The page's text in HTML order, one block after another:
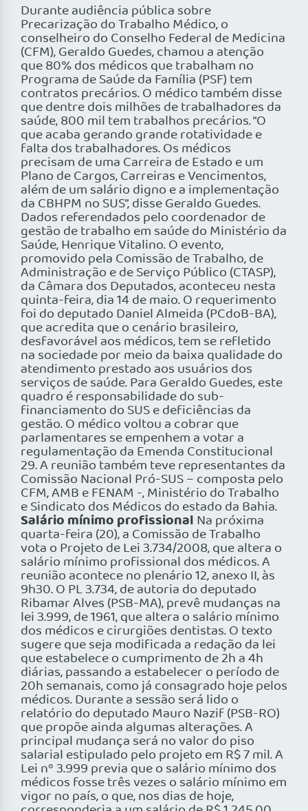
Durante audiência pública sobre
Precarização do Trabalho Médico, o
conselheiro do Conselho Federal de Medicina
(CFM), Geraldo Guedes, chamou a atenção
que 80% dos médicos que trabalham no
Programa de Saúde da Família (PSF) tem
contratos precários. O médico também disse
que dentre dois milhões de trabalhadores da
saúde, 800 mil tem trabalhos precários. “O
que acaba gerando grande rotatividade e
falta dos trabalhadores. Os médicos
precisam de uma Carreira de Estado e um
Plano de Cargos, Carreiras e Vencimentos,
além de um salário digno e a implementação
da CBHPM no SUS”, disse Geraldo Guedes.
Dados referendados pelo coordenador de
gestão de trabalho em saúde do Ministério da
Saúde, Henrique Vitalino. O evento,
promovido pela Comissão de Trabalho, de
Administração e de Serviço Público (CTASP),
da Câmara dos Deputados, aconteceu nesta
quinta-feira, dia 14 de maio. O requerimento
foi do deputado Daniel Almeida (PCdoB-BA),
que acredita que o cenário brasileiro,
desfavorável aos médicos, tem se refletido
na sociedade por meio da baixa qualidade do
atendimento prestado aos usuários dos
serviços de saúde. Para Geraldo Guedes, este
quadro é responsabilidade do sub-
financiamento do SUS e deficiências da
gestão. O médico voltou a cobrar que
parlamentares se empenhem a votar a
regulamentação da Emenda Constitucional
29. A reunião também teve representantes da
Comissão Nacional Pró-SUS – composta pelo
CFM, AMB e FENAM -, Ministério do Trabalho
e Sindicato dos Médicos do estado da Bahia.
Salário mínimo profissional Na próxima
quarta-feira (20), a Comissão de Trabalho
vota o Projeto de Lei 3.734/2008, que altera o
salário mínimo profissional dos médicos. A
reunião acontece no plenário 12, anexo II, às
9h30. O PL 3.734, de autoria do deputado
Ribamar Alves (PSB-MA), prevê mudanças na
lei 3.999, de 1961, que altera o salário mínimo
dos médicos e cirurgiões dentistas. O texto
sugere que seja modificada a redação da lei
que estabelece o cumprimento de 2h a 4h
diárias, passando a estabelecer o período de
20h semanais, como já consagrado hoje pelos
médicos. Durante a sessão será lido o
relatório do deputado Mauro Nazif (PSB-RO)
que propõe ainda algumas alterações. A
principal mudança será no valor do piso
salarial estipulado pelo projeto em R$ 7 mil. A
Lei nº 3.999 previa que o salário mínimo dos
médicos fosse três vezes o salário mínimo em
vigor no país, o que, nos dias de hoje,